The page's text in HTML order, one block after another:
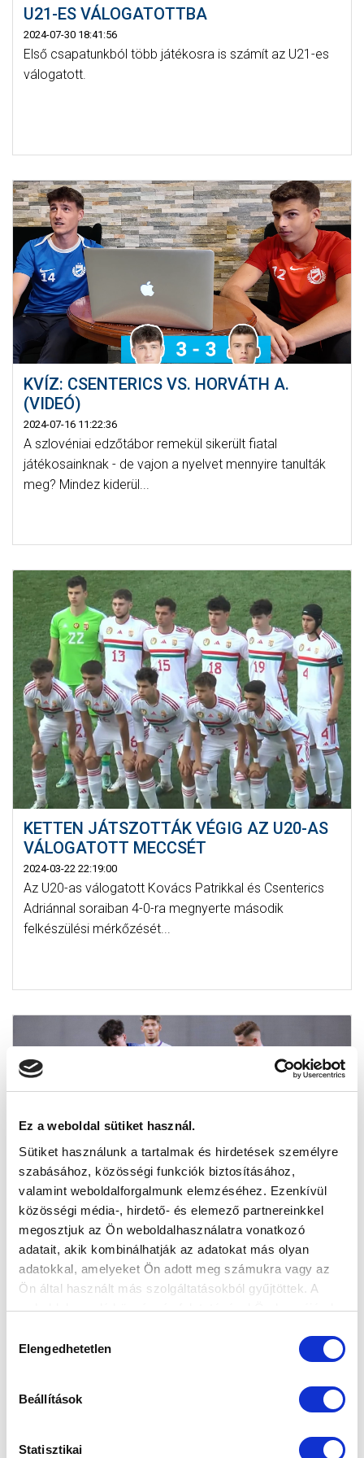
Ez a weboldal sütiket használ.
Sütiket használunk a tartalmak és hirdetések személyre
szabásához, közösségi funkciók biztosításához,
valamint weboldalforgalmunk elemzéséhez. Ezenkívül
közösségi média-, hirdető- és elemező partnereinkkel
megosztjuk az Ön weboldalhasználatra vonatkozó
adatait, akik kombinálhatják az adatokat más olyan
adatokkal, amelyeket Ön adott meg számukra vagy az
Ön által használt más szolgáltatásokból gyűjtöttek. A
weboldalon való böngészés folytatásával Ön hozzájárul a
kiválasztása
Elengedhetetlen
Beállítások
Statisztikai
U21-ES VÁLOGATOTTBA
2024-07-30 18:41:56
Első csapatunkból több játékosra is számít az U21-es
válogatott.
KVÍZ: CSENTERICS VS. HORVÁTH A.
(VIDEÓ)
2024-07-16 11:22:36
A szlovéniai edzőtábor remekül sikerült fiatal
játékosainknak - de vajon a nyelvet mennyire tanulták
meg? Mindez kiderül...
KETTEN JÁTSZOTTÁK VÉGIG AZ U20-AS
VÁLOGATOTT MECCSÉT
2024-03-22 22:19:00
Az U20-as válogatott Kovács Patrikkal és Csenterics
Adriánnal soraiban 4-0-ra megnyerte második
felkészülési mérkőzését...
ÖT JÁTÉKOSUNK BEKERÜLT AZ U21-ES
VÁLOGATOTTBA
2024-03-12 18:39:13
Az U20-es nemzeti együttesbe is adunk játékost.